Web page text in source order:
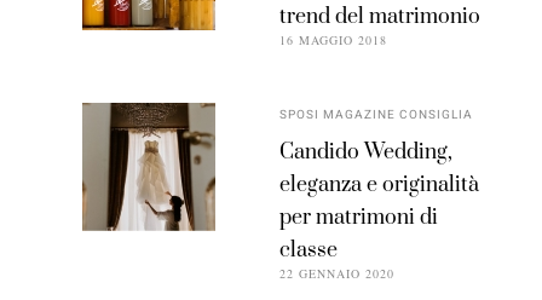
trend del matrimonio
16 MAGGIO 2018
SPOSI MAGAZINE CONSIGLIA
Candido Wedding,
eleganza e originalità
per matrimoni di
classe
22 GENNAIO 2020